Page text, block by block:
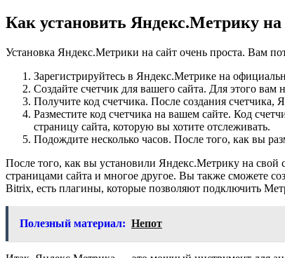
Как установить Яндекс.Метрику на
Установка Яндекс.Метрики на сайт очень проста. Вам
Зарегистрируйтесь в Яндекс.Метрике на
Создайте счетчик для вашего сайта. Для этого
Получите код счетчика. После создания
Разместите код счетчика на вашем сайте. Код
страницу сайта, которую вы хотите отслеживать.
Подождите несколько часов. После того, как вы
После того, как вы установили Яндекс.Метрику на свой
страницами сайта и многое другое. Вы также сможете
Bitrix, есть плагины, которые позволяют подключить
Полезный материал: Непот